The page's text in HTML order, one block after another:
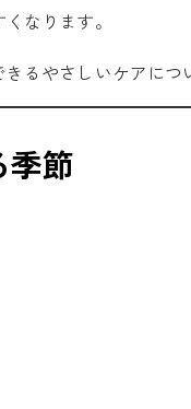
なります。
るやさしいケアにつ
季節